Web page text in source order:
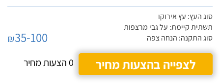
סוג העץ: עץ אירוקו
תשתית קיימת: על גבי מרצפות
סוג התקנה: הנחה צפה
₪35-100
לצפייה בהצעות מחיר
0 הצעות מחיר